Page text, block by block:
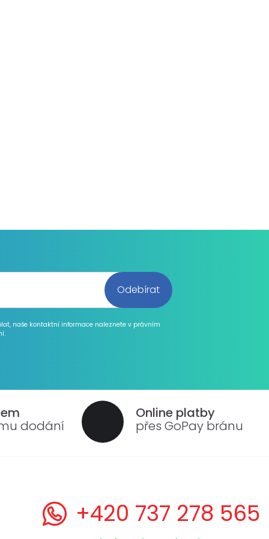
naše kontaktní informace naleznete v právním
dodání
Online platby
přes GoPay bránu
+420 737 278 565